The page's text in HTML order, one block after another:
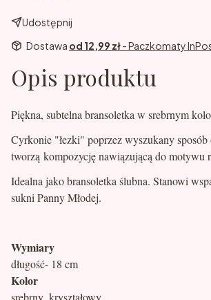
Udostępnij
Dostawa od 12,99 zł- Paczkomaty
Opis produktu
Piękna, subtelna bransoletka w srebrnym
Cyrkonie "łezki" poprzez wyszukany sposób
tworzą kompozycję nawiązującą do motywu
Idealna jako bransoletka ślubna. Stanowi
sukni Panny Młodej.
Wymiary
długość- 18 cm
Kolor